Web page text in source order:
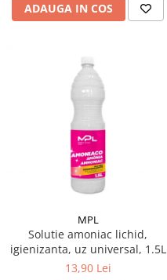
ADAUGA IN COS
MPL
Solutie amoniac lichid,
igienizanta, uz universal, 1.5L
13,90 Lei